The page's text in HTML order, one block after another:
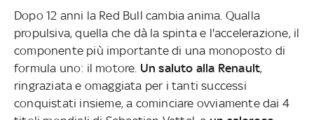
Dopo 12 anni la Red Bull cambia anima. Qualla
propulsiva, quella che dà la spinta e l'accelerazione, il
componente più importante di una monoposto di
formula uno: il motore. Un saluto alla Renault,
ringraziata e omaggiata per i tanti successi
conquistati insieme, a cominciare ovviamente dai 4